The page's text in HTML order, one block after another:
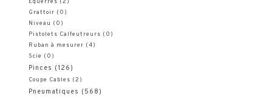
Equerres (2)
Grattoir (0)
Niveau (0)
Pistolets Calfeutreurs (0)
Ruban à mesurer (4)
Scie (0)
Pinces (126)
Coupe Cables (2)
Pneumatiques (568)